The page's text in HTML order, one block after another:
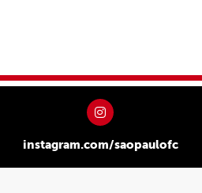
instagram.com/saopaulofc